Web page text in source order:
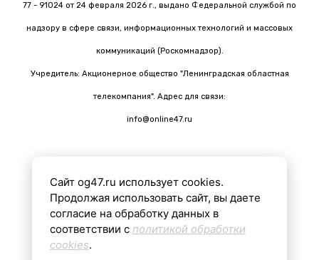
77 - 91024 от 24 февраля 2026 г., выдано Федеральной службой по
надзору в сфере связи, информационных технологий и массовых
коммуникаций (Роскомнадзор).
Учредитель: Акционерное общество "Ленинградская областная
телекомпания". Адрес для связи:
info@online47.ru
Все материалы на сайте подготовлены с помощью ИИ
16+
Сайт og47.ru использует cookies.
Продолжая использовать сайт, вы даете
согласие на обработку данных в
соответствии с политикой обработки
cookies.